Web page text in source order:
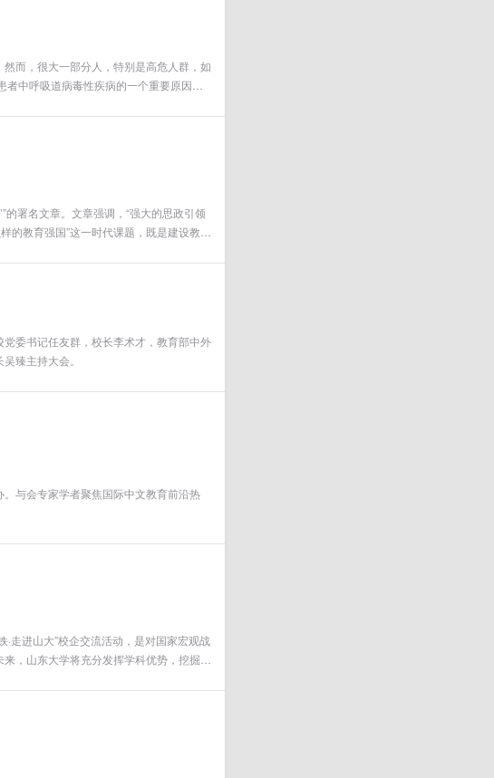
而，很大一部分人，特别是高危人群，如
中呼吸道病毒性疾病的一个重要原因，
通常在4%至8%之间，但在罕见的大流行
的署名文章。文章强调，“强大的思政引领
教育强国”这一时代课题，既是建设教育
委书记任友群，校长李术才，教育部中外
臻主持大会。
与会专家学者聚焦国际中文教育前沿热
走进山大”校企交流活动，是对国家宏观战
，山东大学将充分发挥学科优势，挖掘潜
科技创新、人才培养、产业升级等方面实